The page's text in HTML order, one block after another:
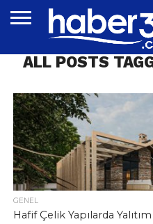
EĞITIM
EKONOMI
GENEL
MAGAZIN
OTOMOTIV
SIYASET
SPOR
TEKNOLOJI
ALL POSTS
GENEL
Hafif Çelik Yapılarda